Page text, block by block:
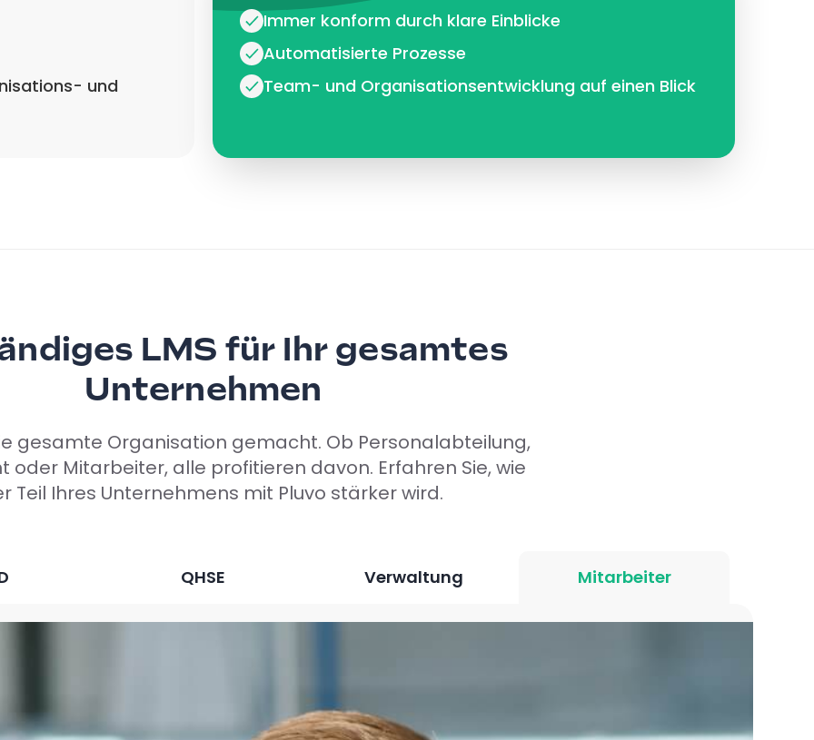
und
Immer konform durch klare Einblicke
Automatisierte Prozesse
Team- und Organisationsentwicklung auf einen Blick
LMS für Ihr gesamtes
Unternehmen
gesamte Organisation gemacht. Ob Personalabteilung,
oder Mitarbeiter, alle profitieren davon. Erfahren Sie, wie
Teil Ihres Unternehmens mit Pluvo stärker wird.
QHSE Verwaltung Mitarbeiter